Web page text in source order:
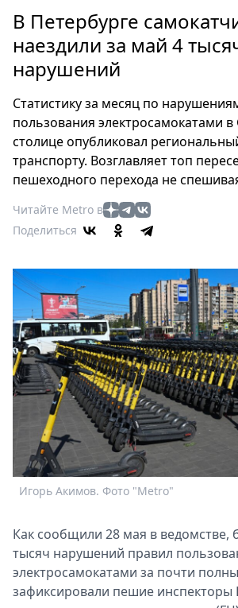
Россия
Мир
Здоровье
Туризм
Мода
Театр
Кино
Афиша
Книги
Пресс-
релизы
О
Metro
Стримы
Спецпроекты
Звезды
Выборы
2026
Скачай
Metro
В Петербурге
наездили за май 4
нарушений
Статистику за месяц по
пользования электросамокатами
столице опубликовал
транспорту. Возглавляет топ
пешеходного перехода не
Читайте Metro в
Поделиться
Игорь Акимов. Фото "Metro"
Как сообщили 28 мая в ведомстве,
тысяч нарушений правил
электросамокатами за почти
зафиксировали пешие инспекторы